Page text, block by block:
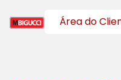
Área do